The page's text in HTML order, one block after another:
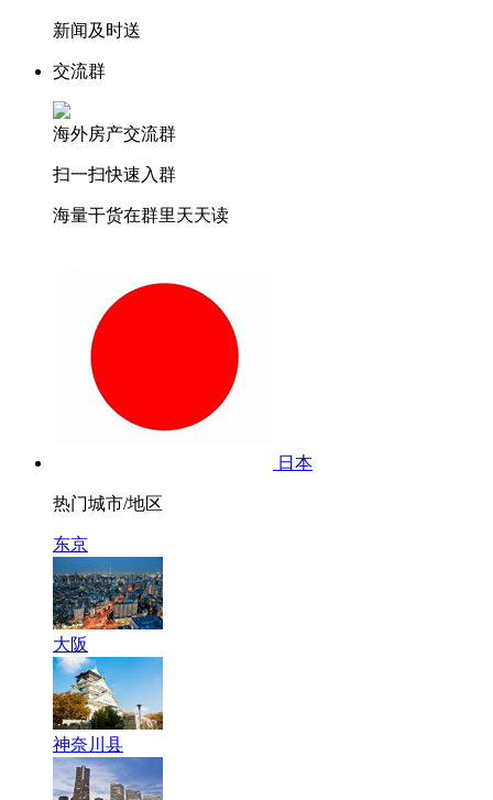
新闻及时送
交流群
海外房产交流群
扫一扫快速入群
海量干货在群里天天读
日本
热门城市/地区
东京
大阪
神奈川县